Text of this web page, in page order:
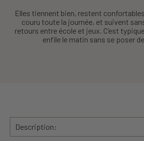
Elles tiennent bien, restent
couru toute la journée, et suivent
retours entre école et jeux. C’est
enfile le matin sans se poser
Description: